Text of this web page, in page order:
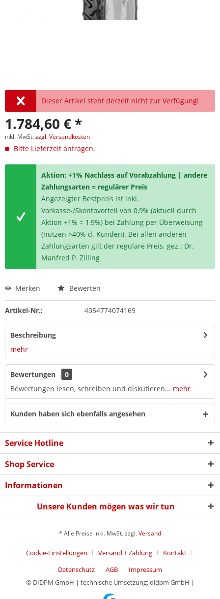
Dieser Artikel steht derzeit nicht zur Verfügung!
1.784,60 € *
inkl. MwSt.zzgl. Versandkosten
Bitte Lieferzeit anfragen.
Aktion: +1% Nachlass auf Vorabzahlung | andere
Zahlungsarten = regulärer Preis
Angezeigter Bestpreis ist inkl.
Vorkasse-/Skontovorteil von 0,9% (aktuell durch
Aktion +1% = 1,9%) bei Zahlung per Überweisung
(nutzen >40% d. Kunden). Bei allen anderen
Zahlungsarten gilt der reguläre Preis. gez.: Dr.
Manfred P. Zilling
Merken Bewerten
Artikel-Nr.: 4054774074169
Beschreibung
mehr
Bewertungen
0
Bewertungen lesen, schreiben und diskutieren... mehr
Kunden haben sich ebenfalls angesehen
Service Hotline
Shop Service
Informationen
Unsere Kunden mögen was wir tun
* Alle Preise inkl. MwSt. zzgl.Versand
Cookie-Einstellungen Versand + Zahlung
Kontakt
Datenschutz
AGB
Impressum
© DIDPM GmbH | technische Umsetzung: didpm GmbH |